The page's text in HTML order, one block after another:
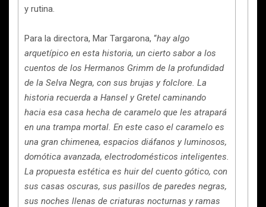
y rutina.
Para la directora, Mar Targarona, “hay algo
arquetípico en esta historia, un cierto sabor a los
cuentos de los Hermanos Grimm de la profundidad
de la Selva Negra, con sus brujas y folclore. La
historia recuerda a Hansel y Gretel caminando
hacia esa casa hecha de caramelo que les atrapará
en una trampa mortal. En este caso el caramelo es
una gran chimenea, espacios diáfanos y luminosos,
domótica avanzada, electrodomésticos inteligentes.
La propuesta estética es huir del cuento gótico, con
sus casas oscuras, sus pasillos de paredes negras,
sus noches llenas de criaturas nocturnas y ramas